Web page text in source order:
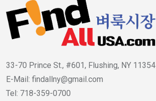
33-70 Prince St., #601, Flushing, NY 11354
E-Mail: findallny@gmail.com
Tel: 718-359-0700